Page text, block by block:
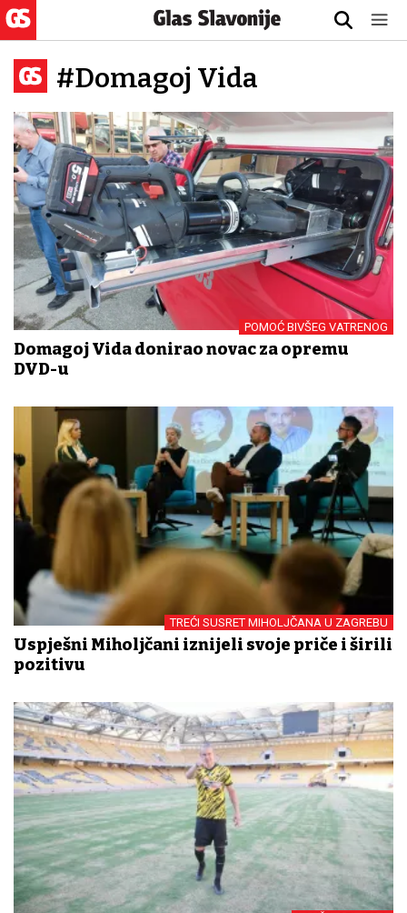
#Domagoj Vida
POMOĆ BIVŠEG VATRENOG
Domagoj Vida donirao novac za opremu
DVD-u
TREĆI SUSRET MIHOLJČANA U ZAGREBU
Uspješni Miholjčani iznijeli svoje priče i širili
pozitivu